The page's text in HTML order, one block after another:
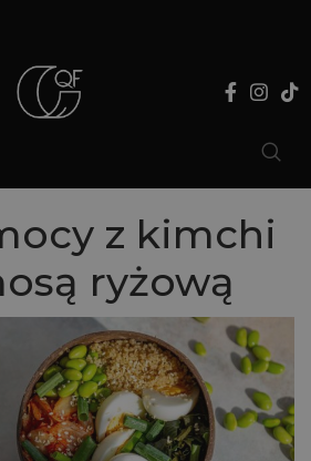
z kimchi
ryżową